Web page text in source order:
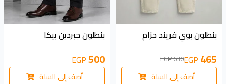
165 EGP
بنطلون بوي فريند حزام
465
EGP
630 EGP
أضف إلى السلة
بنطلون جبردين بيكا
500
EGP
أضف إلى السلة